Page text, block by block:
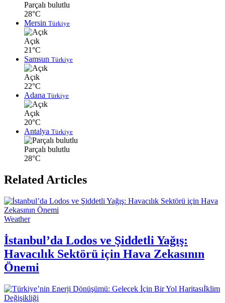
Parçalı bulutlu
28°C
Mersin Türkiye
Açık
21°C
Samsun Türkiye
Açık
22°C
Adana Türkiye
Açık
20°C
Antalya Türkiye
Parçalı bulutlu
28°C
Related Articles
Weather
İstanbul’da Lodos ve Şiddetli Yağış:
Havacılık Sektörü için Hava Zekasının
Önemi
İklim
Değişikliği